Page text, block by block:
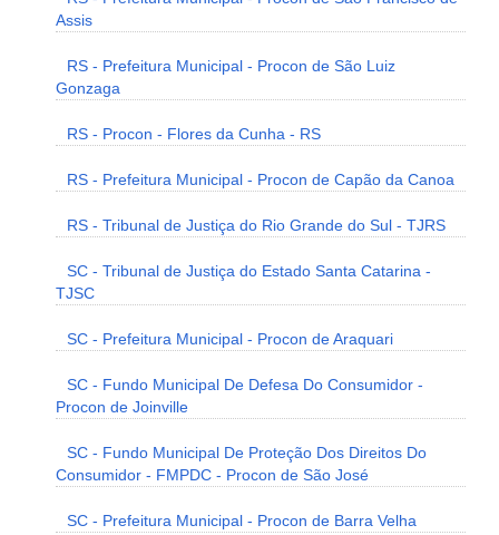
Assis
RS - Prefeitura Municipal - Procon de São Luiz
Gonzaga
RS - Procon - Flores da Cunha - RS
RS - Prefeitura Municipal - Procon de Capão da Canoa
RS - Tribunal de Justiça do Rio Grande do Sul - TJRS
SC - Tribunal de Justiça do Estado Santa Catarina -
TJSC
SC - Prefeitura Municipal - Procon de Araquari
SC - Fundo Municipal De Defesa Do Consumidor -
Procon de Joinville
SC - Fundo Municipal De Proteção Dos Direitos Do
Consumidor - FMPDC - Procon de São José
SC - Prefeitura Municipal - Procon de Barra Velha